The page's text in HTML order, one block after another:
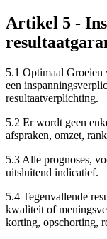
Artikel 5 -
5.1 Optimaal Groeien
een
resultaatverplichting.
5.2 Er wordt geen
afspraken, omzet,
5.3 Alle prognoses,
uitsluitend indicatief.
5.4 Tegenvallende
kwaliteit of
korting, opschorting,